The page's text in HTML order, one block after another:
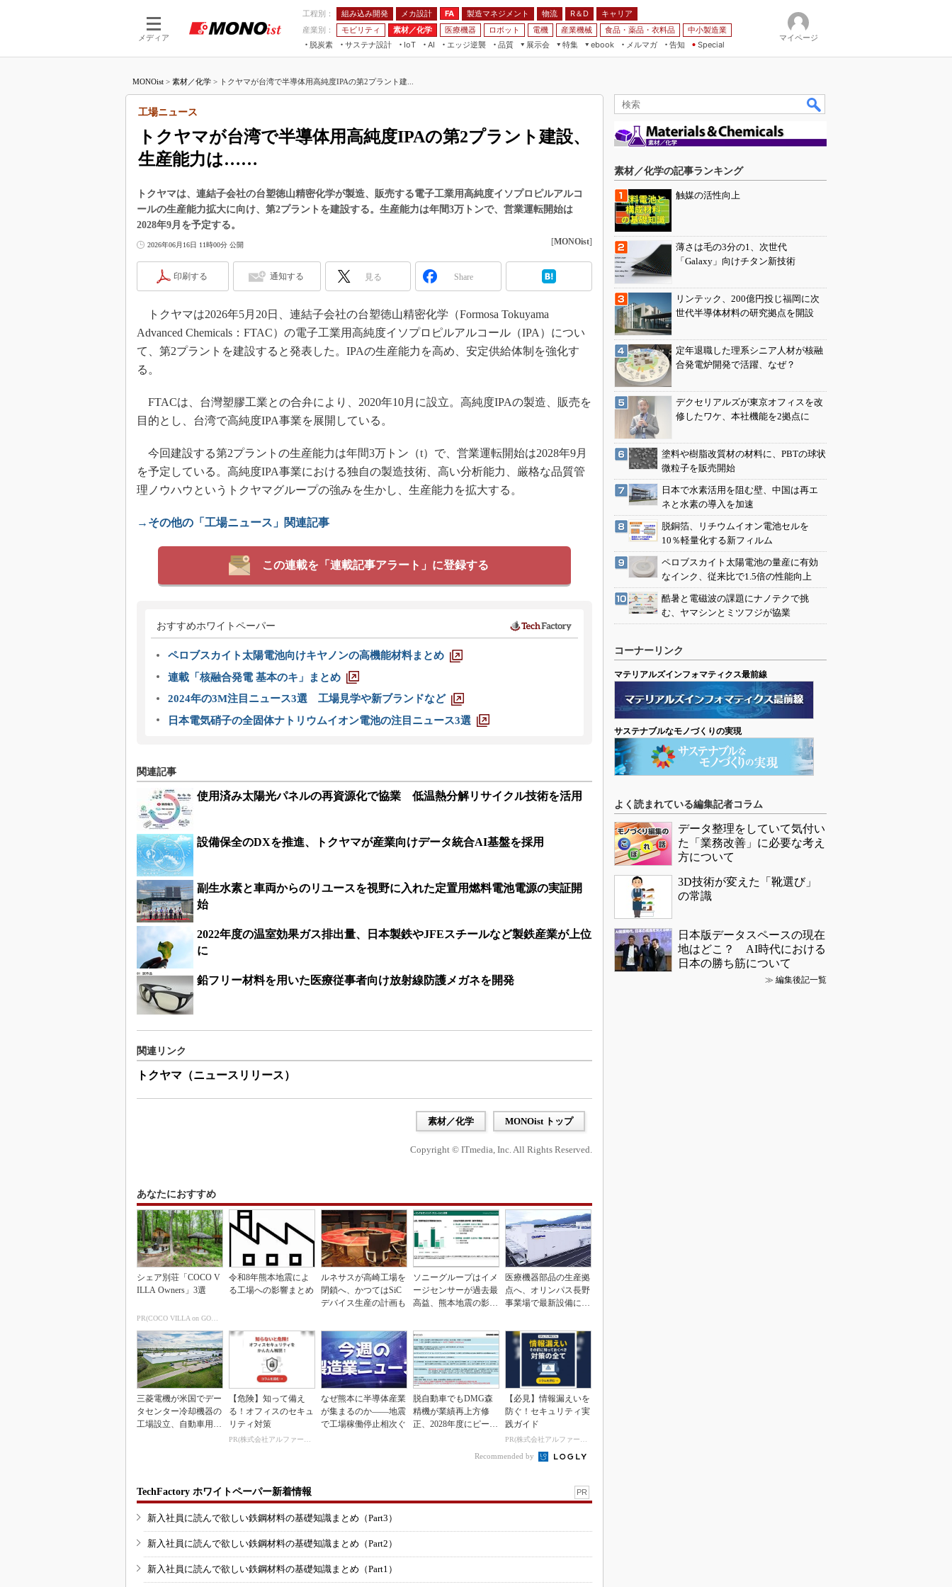
メディア
工程別： 組み込み開発 メカ設計 FA 製造マネジメント 物流 R＆D
キャリア
産業別：
モビリティ 素材／化学 医療機器 ロボット 電機 産業機械 食品・薬品・衣料品
中小製造業
脱炭素
サステナ設計
IoT
つながる工場
AI
AI×設備保全
エッジ逆襲 品質
展示会
JIMTOF
IIFES
TECHNO-FRONTIER
EdgeTech+
日本ものづくりワールド
AUTOMOTIVE WORLD
産業オープンネット展
特集
VR／AR
組み込み画像技術
組み込みモデリング
ISO26262
3Dプリンタ
デジタルツインとCAE
イノベーション
メイドインジャパン
植物工場
知財マネジメント
制御セキュリティ
新型コロナへの対応
ebook
FA
メルマガ
告知 Special
マイページ
MONOist > 素材／化学 > トクヤマが台湾で半導体用高純度IPAの第2プラント建...
トクヤマが台湾で半導体用高純度IPAの第2プラント建設、
生産能力は……
工場ニュース
トクヤマは、連結子会社の台塑徳山精密化学が製造、販売する電子工業用高純度イソプロピルアルコ
ールの生産能力拡大に向け、第2プラントを建設する。生産能力は年間3万トンで、営業運転開始は
2028年9月を予定する。
2026年06月16日 11時00分 公開 [MONOist]
印刷する 通知する 見る Share
トクヤマは2026年5月20日、連結子会社の台塑徳山精密化学（Formosa Tokuyama
Advanced Chemicals：FTAC）の電子工業用高純度イソプロピルアルコール（IPA）につい
て、第2プラントを建設すると発表した。IPAの生産能力を高め、安定供給体制を強化す
る。
FTACは、台灣塑膠工業との合弁により、2020年10月に設立。高純度IPAの製造、販売を
目的とし、台湾で高純度IPA事業を展開している。
今回建設する第2プラントの生産能力は年間3万トン（t）で、営業運転開始は2028年9月
を予定している。高純度IPA事業における独自の製造技術、高い分析能力、厳格な品質管
理ノウハウというトクヤマグループの強みを生かし、生産能力を拡大する。
→その他の「工場ニュース」関連記事
この連載を「連載記事アラート」に登録する
おすすめホワイトペーパー
ペロブスカイト太陽電池向けキヤノンの高機能材料まとめ
連載「核融合発電 基本のキ」まとめ
2024年の3M注目ニュース3選 工場見学や新ブランドなど
日本電気硝子の全固体ナトリウムイオン電池の注目ニュース3選
関連記事
使用済み太陽光パネルの再資源化で協業 低温熱分解リサイクル技術を活用
設備保全のDXを推進、トクヤマが産業向けデータ統合AI基盤を採用
副生水素と車両からのリユースを視野に入れた定置用燃料電池電源の実証開
始
2022年度の温室効果ガス排出量、日本製鉄やJFEスチールなど製鉄産業が上位
に
鉛フリー材料を用いた医療従事者向け放射線防護メガネを開発
関連リンク
トクヤマ（ニュースリリース）
素材／化学 MONOist トップ
Copyright © ITmedia, Inc. All Rights Reserved.
あなたにおすすめ
シェア別荘「COCO V
ILLA Owners」3選
PR(COCO VILLA on GOETHE)
令和8年熊本地震によ
る工場への影響まとめ
ルネサスが高崎工場を
閉鎖へ、かつてはSiC
デバイス生産の計画も
ソニーグループはイメ
ージセンサーが過去最
高益、熊本地震の影響
医療機器部品の生産拠
点へ、オリンパス長野
事業場で最新設備に機
三菱電機が米国でデー
タセンター冷却機器の
工場設立、自動車用電
【危険】知って備え
る！オフィスのセキュ
リティ対策
PR(株式会社アルファーテクノ)
なぜ熊本に半導体産業
が集まるのか――地震
で工場稼働停止相次ぐ
脱自動車でもDMG森
精機が業績再上方修
正、2028年度にピーク
【必見】情報漏えいを
防ぐ！セキュリティ実
践ガイド
PR(株式会社アルファーテクノ)
Recommended by
TechFactory ホワイトペーパー新着情報 PR
新入社員に読んで欲しい鉄鋼材料の基礎知識まとめ（Part3）
新入社員に読んで欲しい鉄鋼材料の基礎知識まとめ（Part2）
新入社員に読んで欲しい鉄鋼材料の基礎知識まとめ（Part1）
素材／化学の記事ランキング
触媒の活性向上
薄さは毛の3分の1、次世代
「Galaxy」向けチタン新技術
リンテック、200億円投じ福岡に次
世代半導体材料の研究拠点を開設
定年退職した理系シニア人材が核融
合発電炉開発で活躍、なぜ？
デクセリアルズが東京オフィスを改
修したワケ、本社機能を2拠点に
塗料や樹脂改質材の材料に、PBTの球状
微粒子を販売開始
日本で水素活用を阻む壁、中国は再エ
ネと水素の導入を加速
脱銅箔、リチウムイオン電池セルを
10％軽量化する新フィルム
ペロブスカイト太陽電池の量産に有効
なインク、従来比で1.5倍の性能向上
酷暑と電磁波の課題にナノテクで挑
む、ヤマシンとミツフジが協業
コーナーリンク
マテリアルズインフォマティクス最前線
サステナブルなモノづくりの実現
よく読まれている編集記者コラム
データ整理をしていて気付い
た「業務改善」に必要な考え
方について
3D技術が変えた「靴選び」
の常識
日本版データスペースの現在
地はどこ？ AI時代における
日本の勝ち筋について
≫ 編集後記一覧